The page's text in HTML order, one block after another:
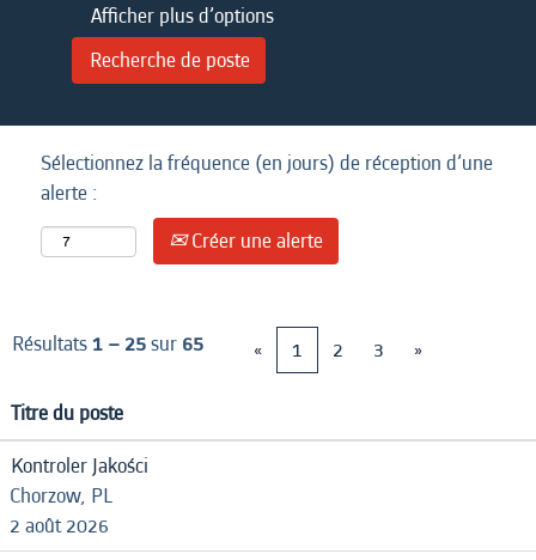
Afficher plus d’options
Sélectionnez la fréquence (en jours) de réception d’une
alerte :
Créer une alerte
Résultats1 – 25sur 65 « 1 2 3 »
Titre du poste
Kontroler Jakości
Chorzow, PL
2 août 2026